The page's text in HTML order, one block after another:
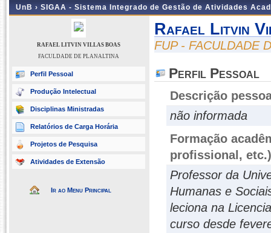
UnB › SIGAA - Sistema Integrado de Gestão de Atividades
RAFAEL LITVIN VILLAS BOAS
FACULDADE DE PLANALTINA
Perfil Pessoal
Produção Intelectual
Disciplinas Ministradas
Relatórios de Carga Horária
Projetos de Pesquisa
Atividades de Extensão
Ir ao Menu Principal
Rafael Litvin
FUP - FACULDADE
Perfil Pessoal
Descrição
não informada
Formação
profissional, etc.)
Professor da
Humanas e
leciona na
curso desde